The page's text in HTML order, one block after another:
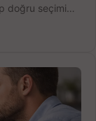
doğru seçimi